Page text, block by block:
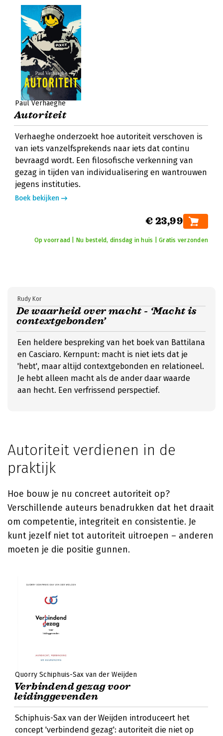
Paul Verhaeghe
Autoriteit
Verhaeghe onderzoekt hoe autoriteit verschoven is
van iets vanzelfsprekends naar iets dat continu
bevraagd wordt. Een filosofische verkenning van
gezag in tijden van individualisering en wantrouwen
jegens instituties.
Boek bekijken
€ 23,99
Op voorraad | Nu besteld, dinsdag in huis | Gratis verzonden
De waarheid over macht - ‘Macht is
contextgebonden’
Rudy Kor
Een heldere bespreking van het boek van Battilana
en Casciaro. Kernpunt: macht is niet iets dat je
'hebt', maar altijd contextgebonden en relationeel.
Je hebt alleen macht als de ander daar waarde
aan hecht. Een verfrissend perspectief.
Autoriteit verdienen in de
praktijk
Hoe bouw je nu concreet autoriteit op?
Verschillende auteurs benadrukken dat het draait
om competentie, integriteit en consistentie. Je
kunt jezelf niet tot autoriteit uitroepen – anderen
moeten je die positie gunnen.
Quorry Schiphuis-Sax van der Weijden
Verbindend gezag voor
leidinggevenden
Schiphuis-Sax van der Weijden introduceert het
concept 'verbindend gezag': autoriteit die niet op